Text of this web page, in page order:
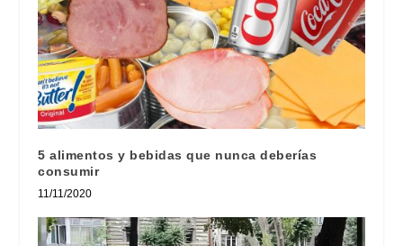
5 alimentos y bebidas que nunca deberías
consumir
11/11/2020